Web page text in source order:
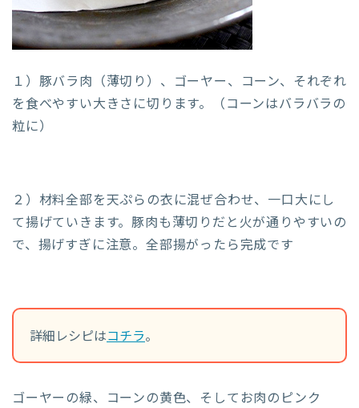
１）豚バラ肉（薄切り）、ゴーヤー、コーン、それぞれ
を食べやすい大きさに切ります。（コーンはバラバラの
粒に）
２）材料全部を天ぷらの衣に混ぜ合わせ、一口大にし
て揚げていきます。豚肉も薄切りだと火が通りやすいの
で、揚げすぎに注意。全部揚がったら完成です
詳細レシピはコチラ。
ゴーヤーの緑、コーンの黄色、そしてお肉のピンク